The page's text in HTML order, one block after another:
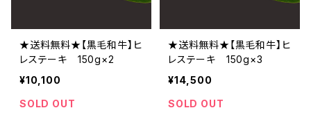
★送料無料★【黒毛和牛】ヒ
レステーキ 150g×2
¥10,100
SOLD OUT
★送料無料★【黒毛和牛】ヒ
レステーキ 150g×3
¥14,500
SOLD OUT